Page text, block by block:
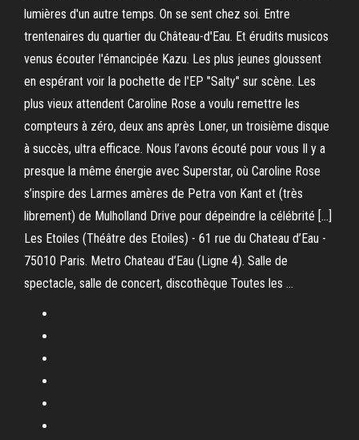
lumières d'un autre temps. On se sent chez soi. Entre
trentenaires du quartier du Château-d'Eau. Et érudits musicos
venus écouter l'émancipée Kazu. Les plus jeunes gloussent
en espérant voir la pochette de l'EP "Salty" sur scène. Les
plus vieux attendent Caroline Rose a voulu remettre les
compteurs à zéro, deux ans après Loner, un troisième disque
à succès, ultra efficace. Nous l’avons écouté pour vous Il y a
presque la même énergie avec Superstar, où Caroline Rose
s’inspire des Larmes amères de Petra von Kant et (très
librement) de Mulholland Drive pour dépeindre la célébrité […]
Les Etoiles (Théâtre des Etoiles) - 61 rue du Chateau d’Eau -
75010 Paris. Metro Chateau d’Eau (Ligne 4). Salle de
spectacle, salle de concert, discothèque Toutes les …